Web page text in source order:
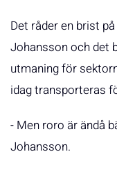
Det råder en brist
Johansson och det
utmaning för
idag transporteras
- Men roro är ändå
Johansson.